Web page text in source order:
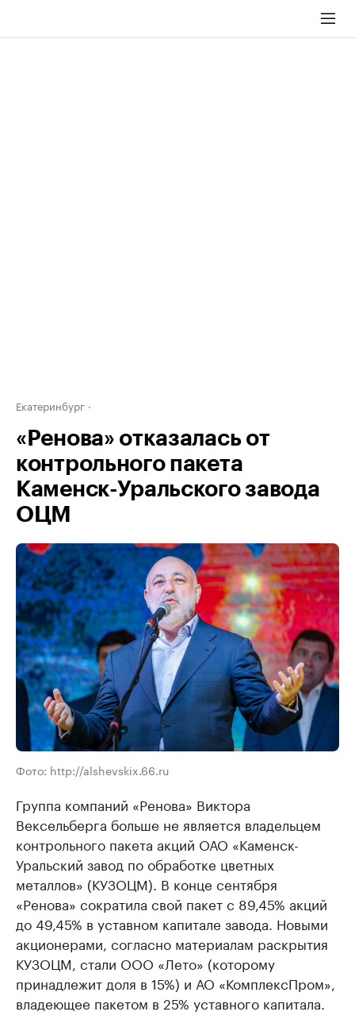
Екатеринбург
«Ренова» отказалась от
контрольного пакета
Каменск-Уральского завода
ОЦМ
Фото: http://alshevskix.66.ru
Группа компаний «Ренова» Виктора
Вексельберга больше не является владельцем
контрольного пакета акций ОАО «Каменск-
Уральский завод по обработке цветных
металлов» (КУЗОЦМ). В конце сентября
«Ренова» сократила свой пакет с 89,45% акций
до 49,45% в уставном капитале завода. Новыми
акционерами, согласно материалам раскрытия
КУЗОЦМ, стали ООО «Лето» (которому
принадлежит доля в 15%) и АО «КомплексПром»,
владеющее пакетом в 25% уставного капитала.